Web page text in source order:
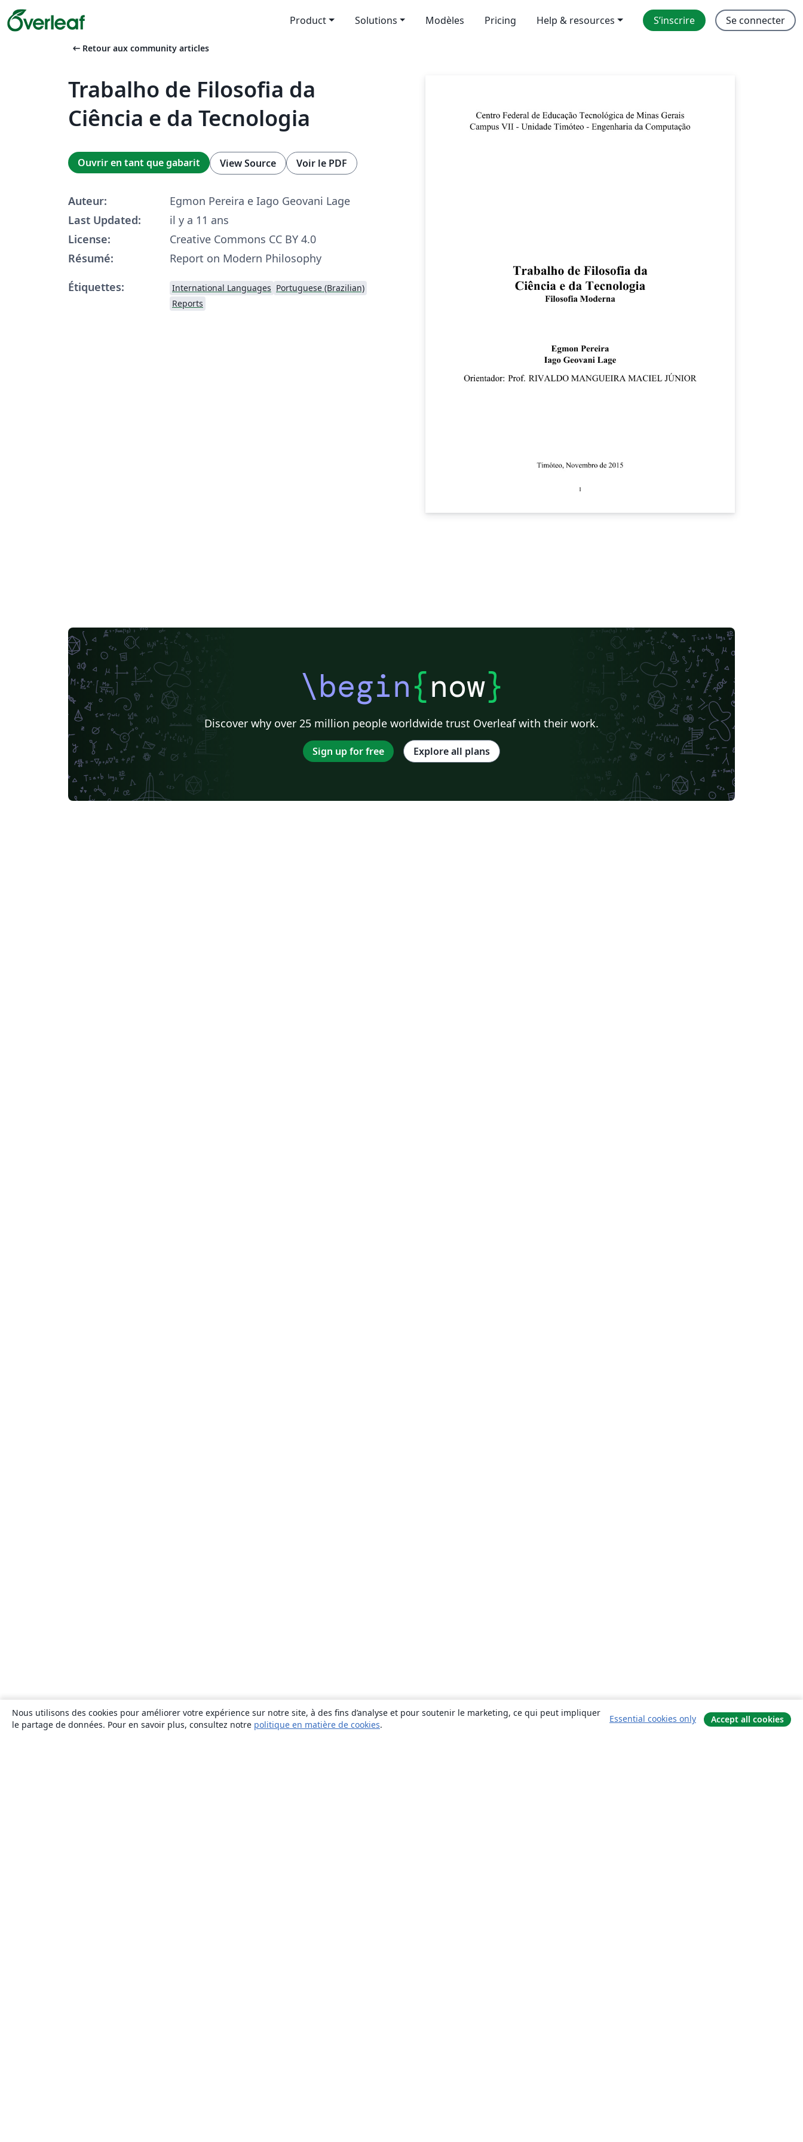
Product Solutions Modèles Pricing Help & resources S’inscrire Se connecter
arrow_left_alt Retour aux community articles
Trabalho de Filosofia da
Ciência e da Tecnologia
Ouvrir en tant que gabarit View Source Voir le PDF
Auteur:
Egmon Pereira e Iago Geovani Lage
Last Updated:
il y a 11 ans
License:
Creative Commons CC BY 4.0
Résumé:
Report on Modern Philosophy
Étiquettes:
International Languages Portuguese (Brazilian)
Reports
\begin{now}
Discover why over 25 million people worldwide trust Overleaf with their work.
Sign up for free Explore all plans
Nous utilisons des cookies pour améliorer votre expérience sur notre site, à des fins d’analyse et pour soutenir le marketing, ce qui peut impliquer
le partage de données. Pour en savoir plus, consultez notre politique en matière de cookies.
Essential cookies only Accept all cookies